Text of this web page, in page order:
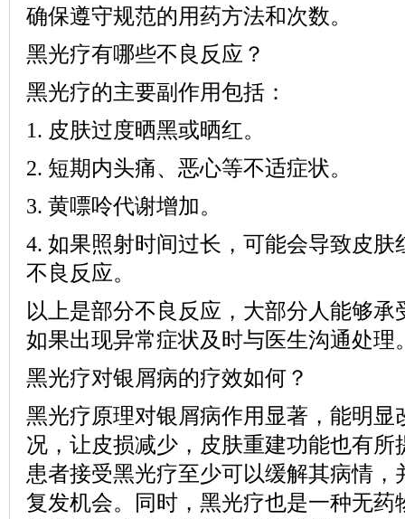
确保遵守规范的用药方法和次数。
黑光疗有哪些不良反应？
黑光疗的主要副作用包括：
1. 皮肤过度晒黑或晒红。
2. 短期内头痛、恶心等不适症状。
3. 黄嘌呤代谢增加。
4. 如果照射时间过长，可能会导致皮肤
不良反应。
以上是部分不良反应，大部分人能够承
如果出现异常症状及时与医生沟通处理
黑光疗对银屑病的疗效如何？
黑光疗原理对银屑病作用显著，能明显
况，让皮损减少，皮肤重建功能也有所
患者接受黑光疗至少可以缓解其病情，
复发机会。同时，黑光疗也是一种无药